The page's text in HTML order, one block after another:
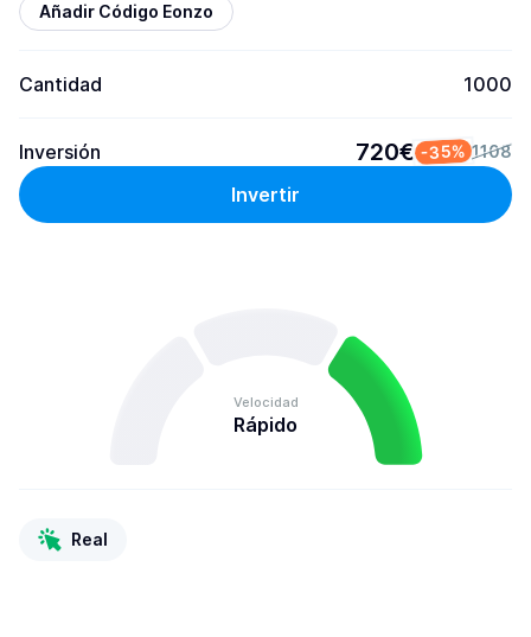
Añadir Código Eonzo
Cantidad 1000
Inversión 720€ -35% 1108
Invertir
Velocidad
Rápido
Real